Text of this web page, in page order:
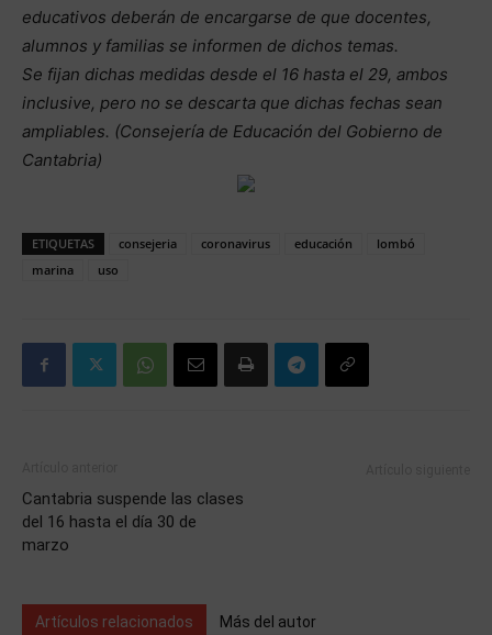
educativos deberán de encargarse de que docentes,
alumnos y familias se informen de dichos temas.
Se fijan dichas medidas desde el 16 hasta el 29, ambos
inclusive, pero no se descarta que dichas fechas sean
ampliables. (Consejería de Educación del Gobierno de
Cantabria)
ETIQUETAS consejeria coronavirus educación
lombó
marina
uso
Cantabria suspende las clases
del 16 hasta el día 30 de
marzo
Artículos relacionados Más del autor